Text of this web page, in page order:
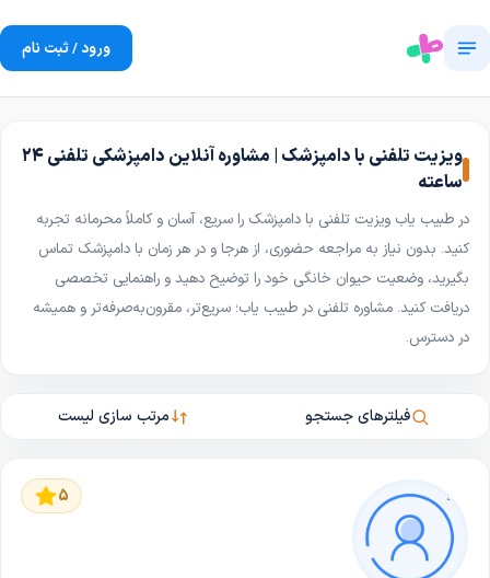
ورود / ثبت نام
ویزیت تلفنی با دامپزشک | مشاوره آنلاین دامپزشکی تلفنی ۲۴
ساعته
در طبیب‌ یاب ویزیت تلفنی با دامپزشک را سریع، آسان و کاملاً محرمانه تجربه
کنید. بدون نیاز به مراجعه حضوری، از هرجا و در هر زمان با دامپزشک تماس
بگیرید، وضعیت حیوان خانگی خود را توضیح دهید و راهنمایی تخصصی
دریافت کنید. مشاوره تلفنی در طبیب‌ یاب؛ سریع‌تر، مقرون‌به‌صرفه‌تر و همیشه
در دسترس.
فیلترهای جستجو مرتب سازی لیست
5